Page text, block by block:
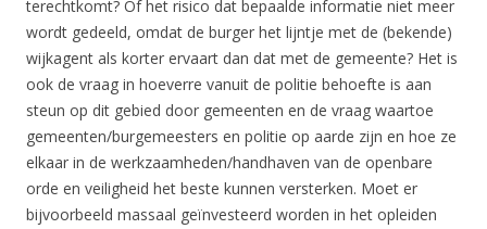
terechtkomt? Of het risico dat bepaalde informatie niet meer
wordt gedeeld, omdat de burger het lijntje met de (bekende)
wijkagent als korter ervaart dan dat met de gemeente? Het is
ook de vraag in hoeverre vanuit de politie behoefte is aan
steun op dit gebied door gemeenten en de vraag waartoe
gemeenten/burgemeesters en politie op aarde zijn en hoe ze
elkaar in de werkzaamheden/handhaven van de openbare
orde en veiligheid het beste kunnen versterken. Moet er
bijvoorbeeld massaal geïnvesteerd worden in het opleiden